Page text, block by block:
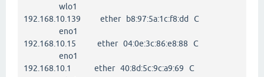
wlo1
192.168.10.139 ether b8:97:5a:1c:f8:dd C
eno1
192.168.10.15 ether 04:0e:3c:86:e8:88 C
eno1
192.168.10.1 ether 40:8d:5c:9c:a9:69 C